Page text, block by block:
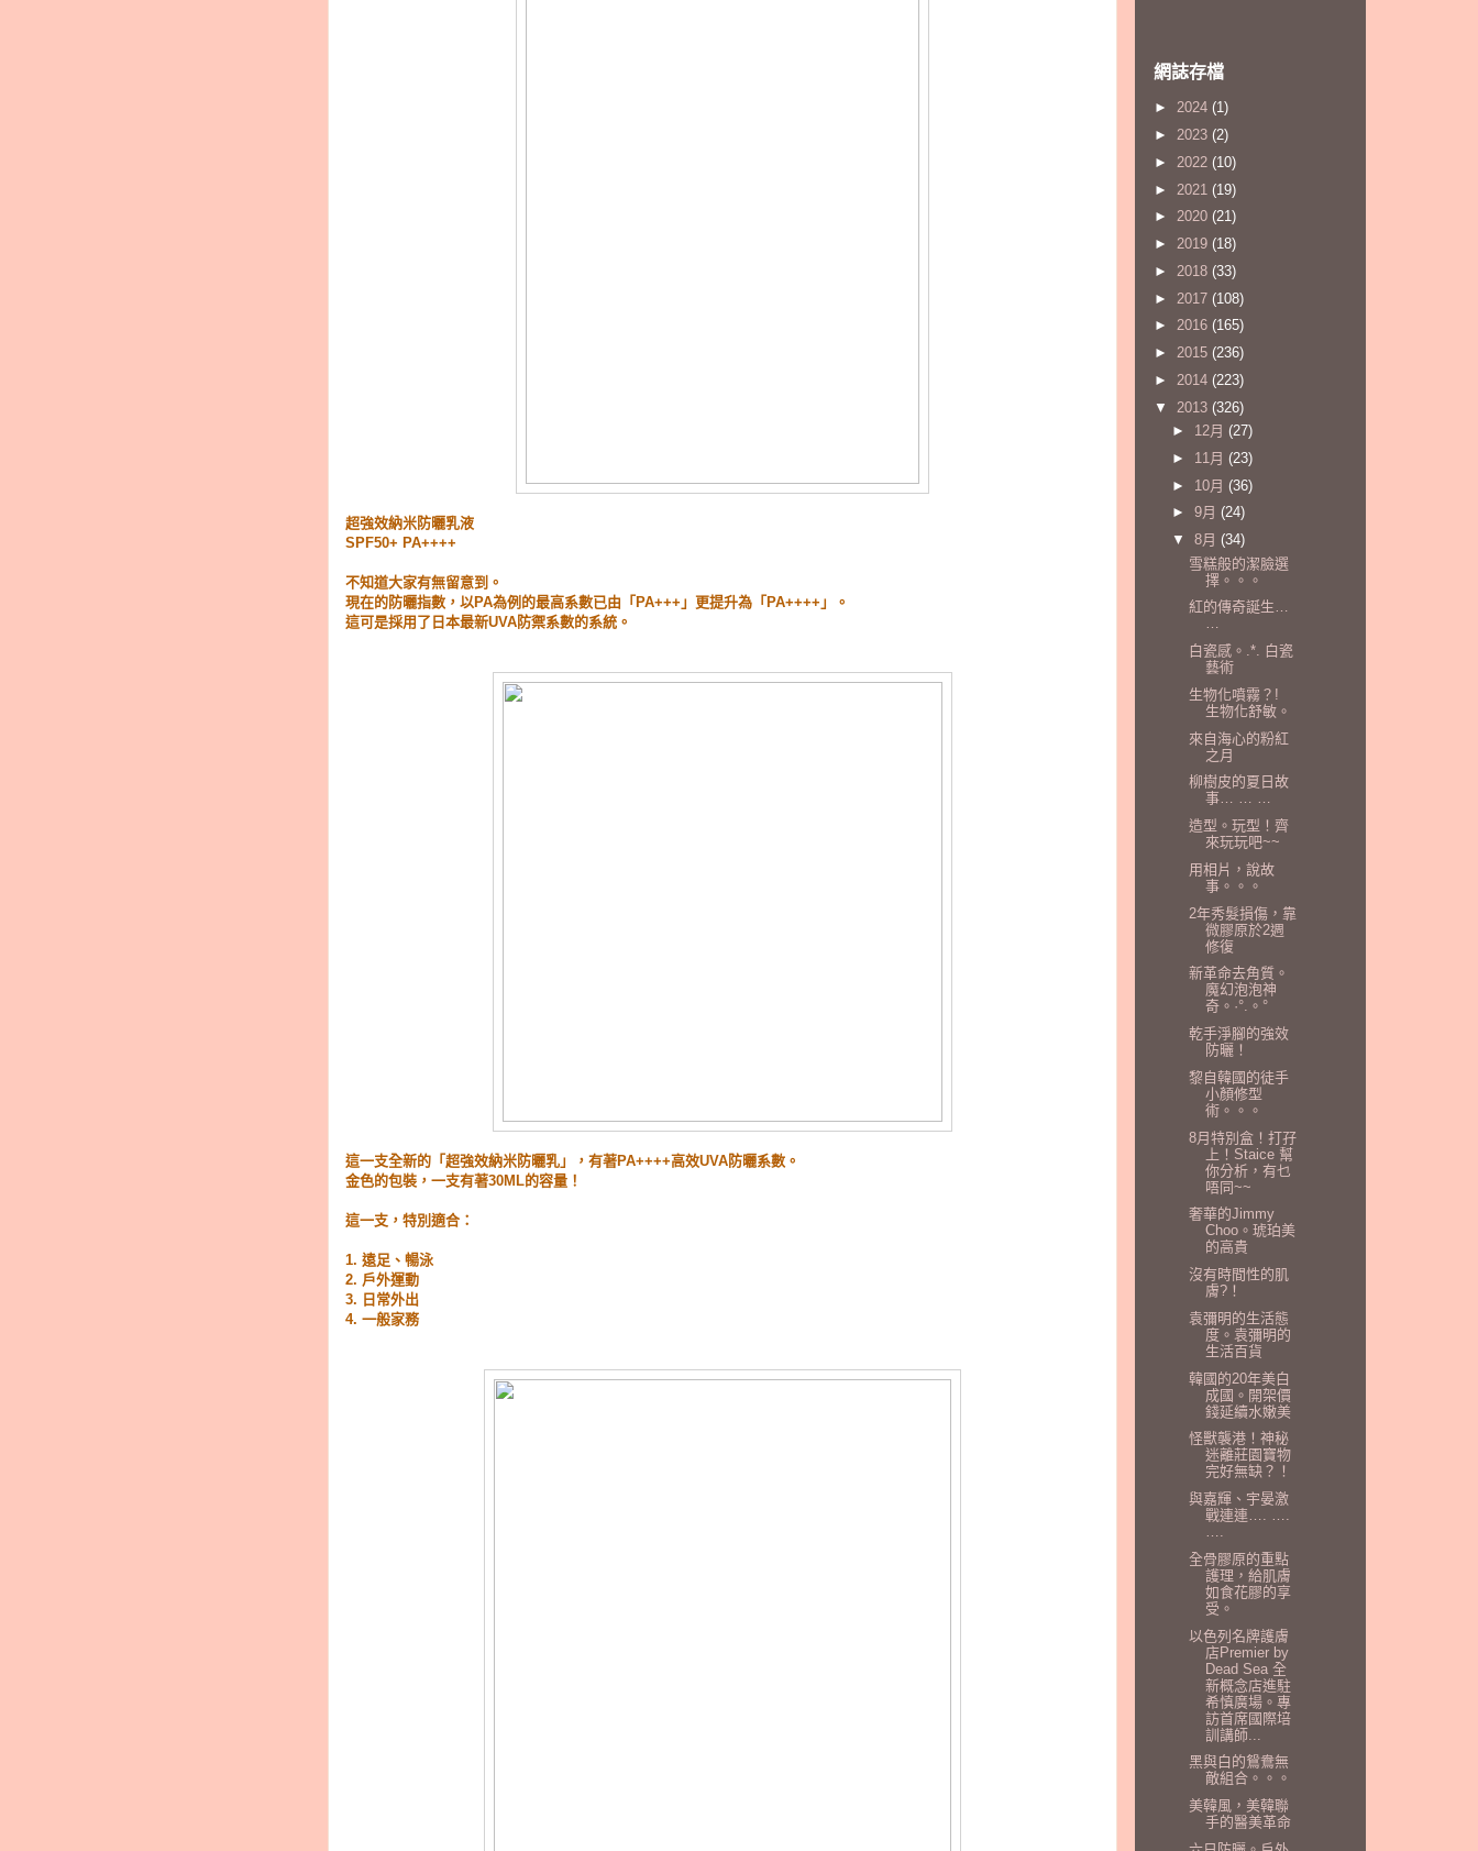
超強效納米防曬乳液
SPF50+ PA++++
不知道大家有無留意到。
現在的防曬指數，以PA為例的最高系數已由「PA+++」更提升為「PA++++」。
這可是採用了日本最新UVA防禦系數的系統。
這一支全新的「超強效納米防曬乳」，有著PA++++高效UVA防曬系數。
金色的包裝，一支有著30ML的容量！
這一支，特別適合：
1. 遠足、暢泳
2. 戶外運動
3. 日常外出
4. 一般家務
網誌存檔
► 2024 (1)
► 2023 (2)
► 2022 (10)
► 2021 (19)
► 2020 (21)
► 2019 (18)
► 2018 (33)
► 2017 (108)
► 2016 (165)
► 2015 (236)
► 2014 (223)
▼ 2013 (326)
► 12月 (27)
► 11月 (23)
► 10月 (36)
► 9月 (24)
▼ 8月 (34)
雪糕般的潔臉選
擇。。。
紅的傳奇誕生…
…
白瓷感。.*. 白瓷
藝術
生物化噴霧？!
生物化舒敏。
來自海心的粉紅
之月
柳樹皮的夏日故
事… … …
造型。玩型！齊
來玩玩吧~~
用相片，說故
事。。。
2年秀髮損傷，靠
微膠原於2週
修復
新革命去角質。
魔幻泡泡神
奇。·°.。°
乾手淨腳的強效
防曬！
黎自韓國的徒手
小顏修型
術。。。
8月特別盒！打孖
上！Staice 幫
你分析，有乜
唔同~~
奢華的Jimmy
Choo。琥珀美
的高貴
沒有時間性的肌
膚?！
袁彌明的生活態
度。袁彌明的
生活百貨
韓國的20年美白
成國。開架價
錢延續水嫩美
怪獸襲港！神秘
迷離莊園寶物
完好無缺？！
與嘉輝、宇晏激
戰連連…. ….
….
全骨膠原的重點
護理，給肌膚
如食花膠的享
受。
以色列名牌護膚
店Premier by
Dead Sea 全
新概念店進駐
希慎廣場。專
訪首席國際培
訓講師...
黑與白的鴛鴦無
敵組合。。。
美韓風，美韓聯
手的醫美革命